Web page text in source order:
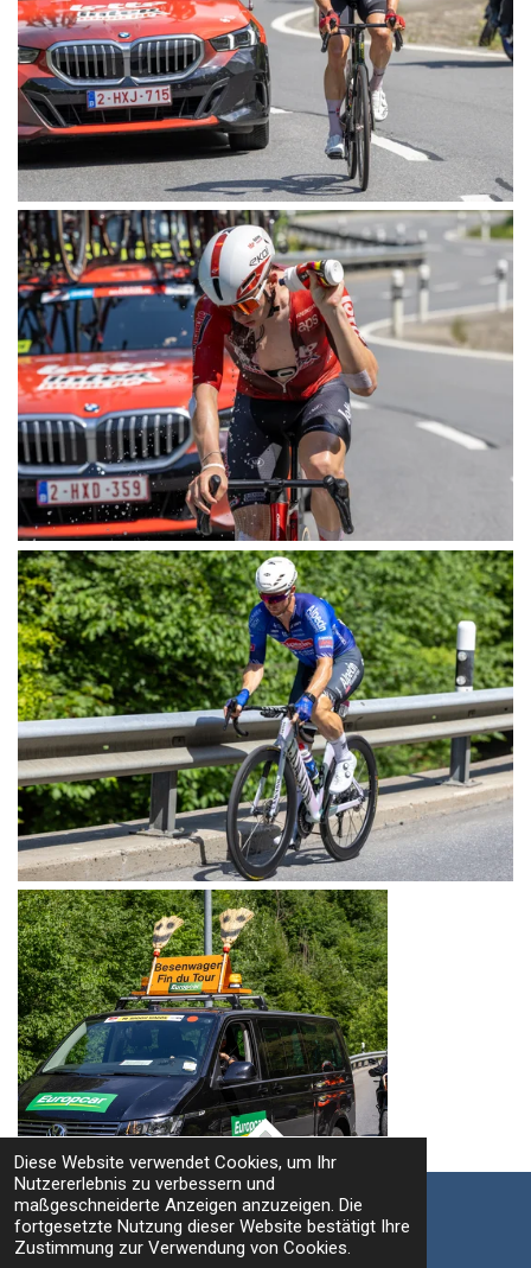
Diese Website verwendet Cookies, um Ihr
Nutzererlebnis zu verbessern und
maßgeschneiderte Anzeigen anzuzeigen. Die
fortgesetzte Nutzung dieser Website bestätigt Ihre
Zustimmung zur Verwendung von Cookies.
TOP
Impressum / Datenschutz